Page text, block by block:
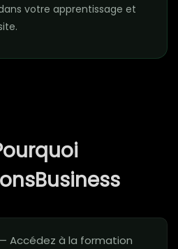
votre apprentissage et
Accédez à la formation